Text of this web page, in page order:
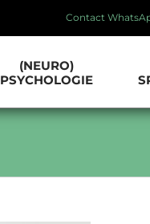
Contact
(NEURO)
PSYCHOLOGIE